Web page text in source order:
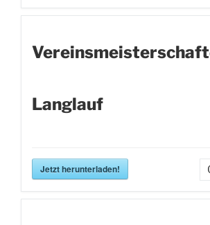
Langlauf
Jetzt herunterladen!